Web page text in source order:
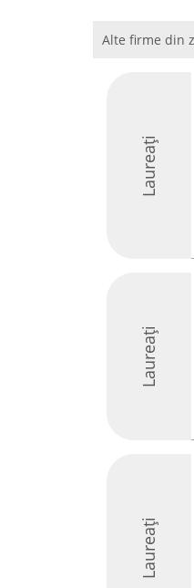
Alte firme din
Laureați
Laureați
Laureați